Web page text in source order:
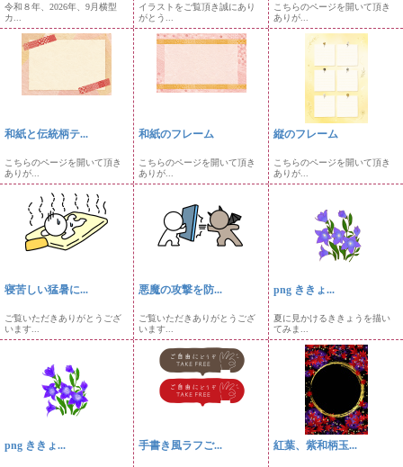
令和８年、2026年、9月横型
カ...
イラストをご覧頂き誠にあり
がとう...
こちらのページを開いて頂き
ありが...
和紙と伝統柄テ...
こちらのページを開いて頂き
ありが...
和紙のフレーム
こちらのページを開いて頂き
ありが...
縦のフレーム
こちらのページを開いて頂き
ありが...
寝苦しい猛暑に...
ご覧いただきありがとうござ
います...
悪魔の攻撃を防...
ご覧いただきありがとうござ
います...
png ききょ...
夏に見かけるききょうを描い
てみま...
png ききょ... 手書き風ラフご... 紅葉、紫和柄玉...